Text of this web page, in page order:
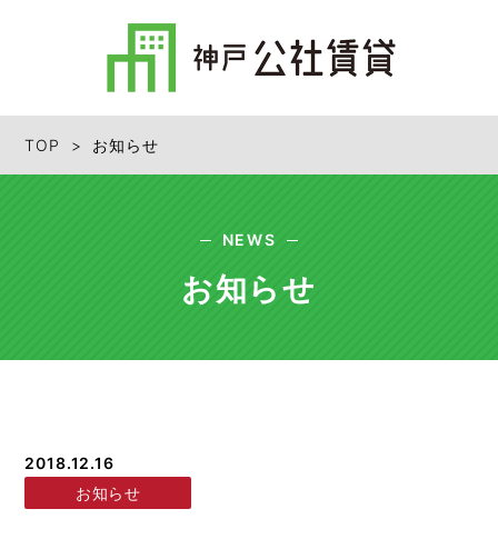
TOP > お知らせ
NEWS
お知らせ
2018.12.16
お知らせ